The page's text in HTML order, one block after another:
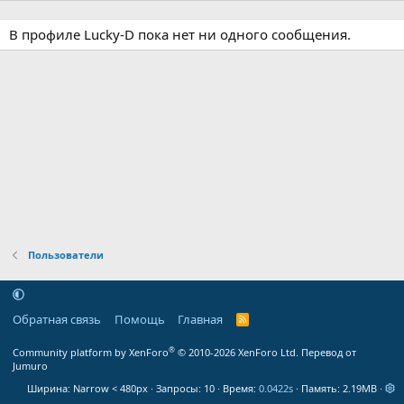
В профиле Lucky-D пока нет ни одного сообщения.
Пользователи
Обратная связь Помощь Главная
R
Community platform by XenForo® © 2010-2026 XenForo Ltd. Перевод от
Jumuro
Ширина
Запросы 10 Время 0.0422s Память 2.19MB